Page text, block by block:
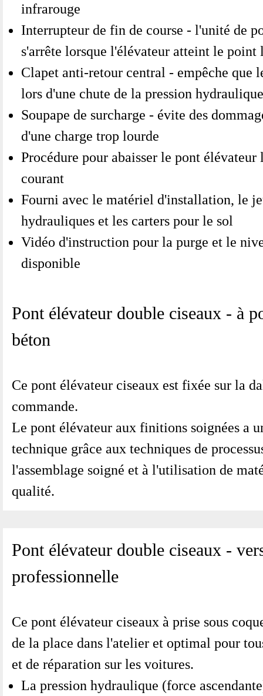
infrarouge
Interrupteur de fin de course - l'unité de
s'arrête lorsque l'élévateur atteint le point
Clapet anti-retour central - empêche que
lors d'une chute de la pression hydraulique
Soupape de surcharge - évite des
d'une charge trop lourde
Procédure pour abaisser le pont élévateur
courant
Fourni avec le matériel d'installation, le
hydrauliques et les carters pour le sol
Vidéo d'instruction pour la purge et le
disponible
Pont élévateur double ciseaux - à
béton
Ce pont élévateur ciseaux est fixée sur la
commande.
Le pont élévateur aux finitions soignées a
technique grâce aux techniques de
l'assemblage soigné et à l'utilisation de
qualité.
Pont élévateur double ciseaux -
professionnelle
Ce pont élévateur ciseaux à prise sous
de la place dans l'atelier et optimal pour
et de réparation sur les voitures.
La pression hydraulique (force